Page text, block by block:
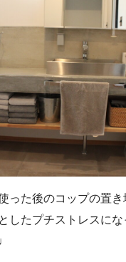
った後のコップの置き
したプチストレスにな